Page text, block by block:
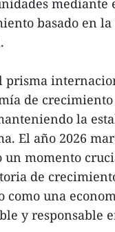
mediante
basado en
prisma
de
la
El año 2026
un momento
de
como una
y responsable